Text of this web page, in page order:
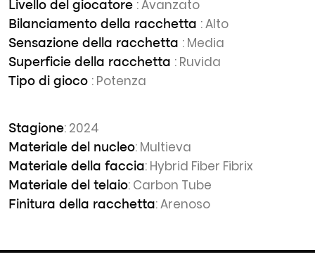
Livello del giocatore : Avanzato
Bilanciamento della racchetta : Alto
Sensazione della racchetta : Media
Superficie della racchetta : Ruvida
Tipo di gioco : Potenza
Stagione: 2024
Materiale del nucleo: Multieva
Materiale della faccia: Hybrid Fiber Fibrix
Materiale del telaio: Carbon Tube
Finitura della racchetta: Arenoso